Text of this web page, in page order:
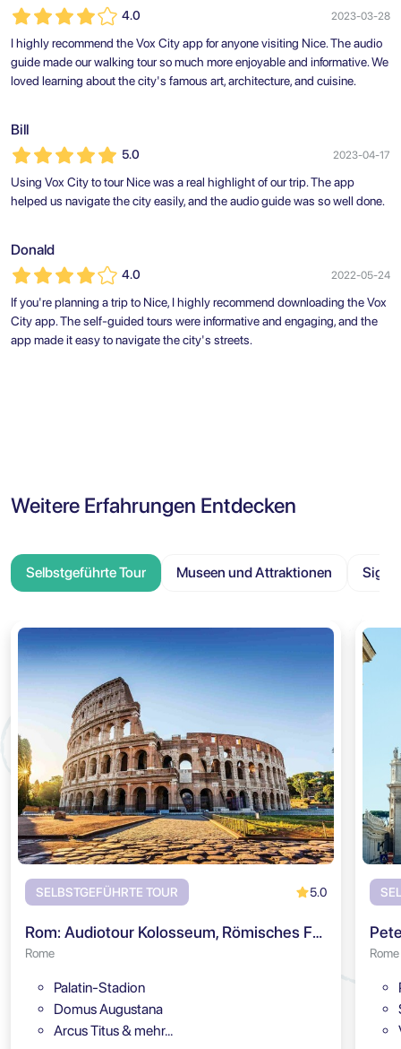
4.0 2023-03-28
I highly recommend the Vox City app for anyone visiting Nice. The audio
guide made our walking tour so much more enjoyable and informative. We
loved learning about the city's famous art, architecture, and cuisine.
Bill
5.0 2023-04-17
Using Vox City to tour Nice was a real highlight of our trip. The app
helped us navigate the city easily, and the audio guide was so well done.
Donald
4.0 2022-05-24
If you're planning a trip to Nice, I highly recommend downloading the Vox
City app. The self-guided tours were informative and engaging, and the
app made it easy to navigate the city's streets.
Weitere Erfahrungen Entdecken
Selbstgeführte Tour Museen und Attraktionen
SELBSTGEFÜHRTE TOUR 5.0
Rom: Audiotour Kolosseum, Römisches Forum & Palatin
Rome
Palatin-Stadion
Domus Augustana
Arcus Titus & mehr…
Rome